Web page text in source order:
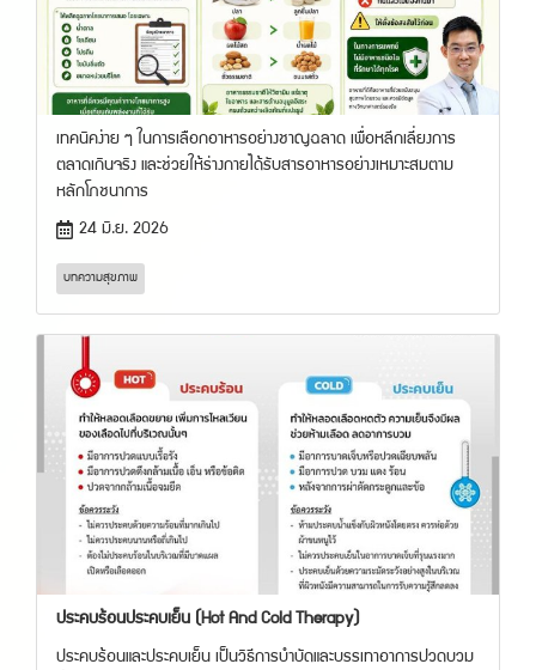
เทคนิคง่าย ๆ ในการเลือกอาหารอย่างชาญฉลาด เพื่อหลีกเลี่ยงการ
ตลาดเกินจริง และช่วยให้ร่างกายได้รับสารอาหารอย่างเหมาะสมตาม
หลักโภชนาการ
24 มิ.ย. 2026
บทความสุขภาพ
ประคบร้อนประคบเย็น (Hot And Cold Therapy)
ประคบร้อนและประคบเย็น เป็นวิธีการบำบัดและบรรเทาอาการปวดบวม